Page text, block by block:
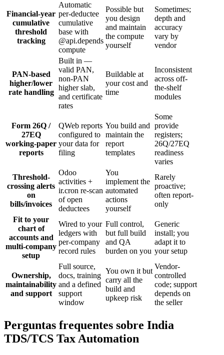
Financial-year
cumulative
threshold
tracking
Automatic
per-deductee
cumulative
base with
@api.depends
compute
Possible but
you design
and maintain
the compute
yourself
Sometimes;
depth and
accuracy
vary by
vendor
PAN-based
higher/lower
rate handling
Built in —
valid PAN,
non-PAN
higher slab,
and certificate
rates
Buildable at
your cost and
time
Inconsistent
across off-
the-shelf
modules
Form 26Q /
27EQ
working-paper
reports
QWeb reports
configured to
your data for
filing
You build and
maintain the
report
templates
Some
provide
registers;
26Q/27EQ
readiness
varies
Threshold-
crossing alerts
on
bills/invoices
Odoo
activities +
ir.cron re-scan
of open
deductees
You
implement the
automated
actions
yourself
Rarely
proactive;
often report-
only
Fit to your
chart of
accounts and
multi-company
setup
Wired to your
ledgers with
per-company
record rules
Full control,
but full build
and QA
burden on you
Generic
install; you
adapt it to
your setup
Ownership,
maintainability
and support
Full source,
docs, training
and a defined
support
window
You own it but
carry all the
build and
upkeep risk
Vendor-
controlled
code; support
depends on
the seller
Perguntas frequentes sobre India
TDS/TCS Tax Automation